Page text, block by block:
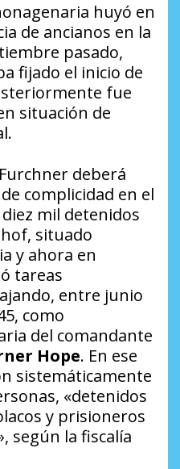
huyó en
de ancianos en la
pasado,
fijado el inicio de
fue
situación de
deberá
complicidad en el
mil detenidos
situado
y ahora en
tareas
entre junio
como
del comandante
Hope. En ese
sistemáticamente
«detenidos
y prisioneros
según la fiscalía